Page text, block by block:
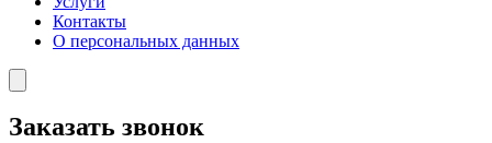
Контакты
О персональных данных
Заказать звонок